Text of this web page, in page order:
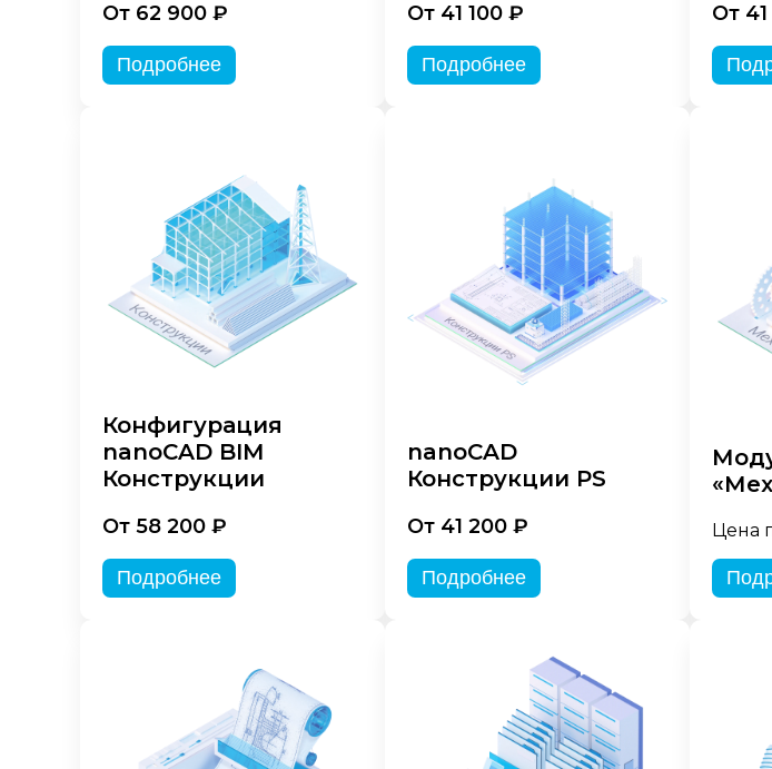
От 62 900 ₽
Подробнее
От 41 100 ₽
Подробнее
От
Конфигурация
nanoCAD BIM
Конструкции
От 58 200 ₽
Подробнее
nanoCAD
Конструкции PS
От 41 200 ₽
Подробнее
Цена